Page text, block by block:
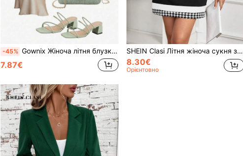
-45% Gownix Жіноча літня блузка на Хелловін з мармуровим принтом та хвилястим принтом, обгортанням та краваткою, рукавом 3/4
7.87€
SHEIN Clasi Літня жіноча сукня з бантом та коротким рукавом для ділового одягу
8.30€
Орієнтовно